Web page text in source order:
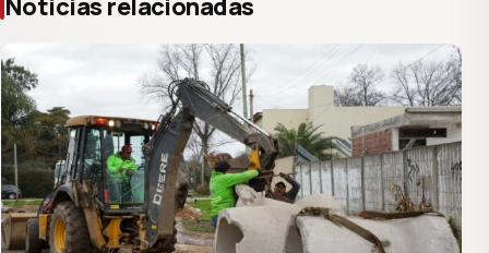
Noticias relacionadas